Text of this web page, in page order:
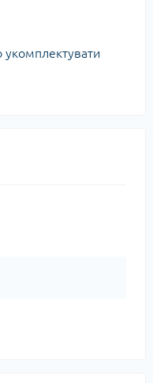
укомплектувати